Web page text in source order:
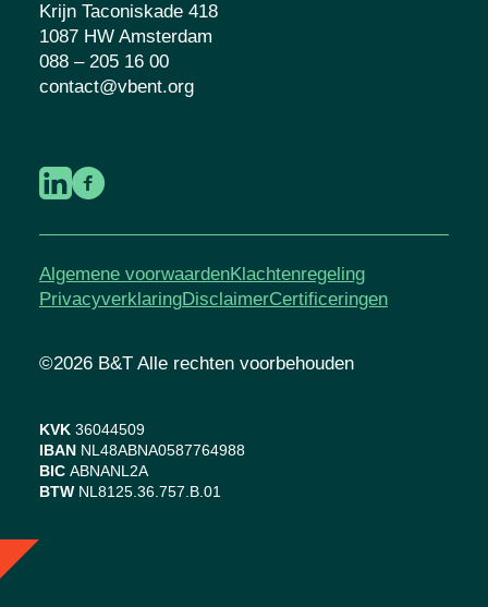
Krijn Taconiskade 418
1087 HW Amsterdam
088 – 205 16 00
contact@vbent.org
Algemene voorwaardenKlachtenregeling
PrivacyverklaringDisclaimerCertificeringen
©2026 B&T Alle rechten voorbehouden
KVK 36044509
IBAN NL48ABNA0587764988
BIC ABNANL2A
BTW NL8125.36.757.B.01